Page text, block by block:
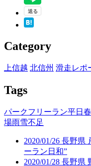
Category
上信越 北信州 滑走レポ
Tags
パークフリーラン平日
場雨雪不足
2020/01/26 長野県
ーラン日和”
2020/01/28 長野県